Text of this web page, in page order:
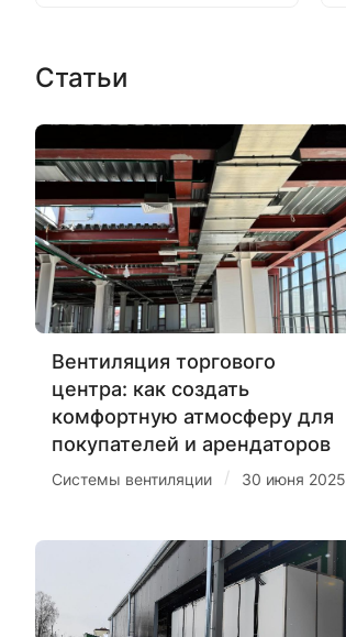
Статьи
Вентиляция торгового
центра: как создать
комфортную атмосферу для
покупателей и арендаторов
Системы вентиляции / 30 июня 2025